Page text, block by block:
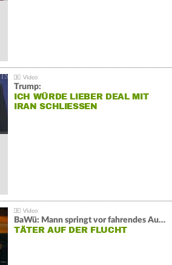
Trump:
ICH WÜRDE LIEBER DEAL MIT
IRAN SCHLIESSEN
BaWü: Mann springt vor fahrendes Auto und schießt
TÄTER AUF DER FLUCHT